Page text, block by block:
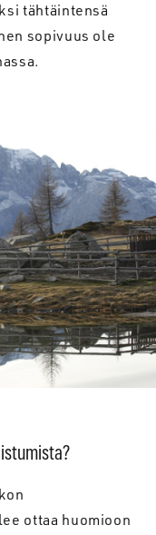
tähtäintensä
sopivuus ole
ottaa huomioon